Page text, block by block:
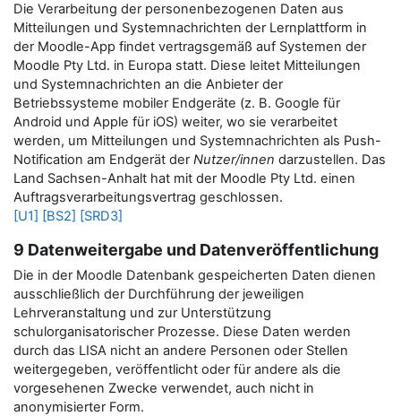
Die Verarbeitung der personenbezogenen Daten aus
Mitteilungen und Systemnachrichten der Lernplattform in
der Moodle-App findet vertragsgemäß auf Systemen der
Moodle Pty Ltd. in Europa statt. Diese leitet Mitteilungen
und Systemnachrichten an die Anbieter der
Betriebssysteme mobiler Endgeräte (z. B. Google für
Android und Apple für iOS) weiter, wo sie verarbeitet
werden, um Mitteilungen und Systemnachrichten als Push-
Notification am Endgerät derNutzer/innen darzustellen. Das
Land Sachsen-Anhalt hat mit der Moodle Pty Ltd. einen
Auftragsverarbeitungsvertrag geschlossen.
[U1] [BS2] [SRD3]
9 Datenweitergabe und Datenveröffentlichung
Die in der Moodle Datenbank gespeicherten Daten dienen
ausschließlich der Durchführung der jeweiligen
Lehrveranstaltung und zur Unterstützung
schulorganisatorischer Prozesse. Diese Daten werden
durch das LISA nicht an andere Personen oder Stellen
weitergegeben, veröffentlicht oder für andere als die
vorgesehenen Zwecke verwendet, auch nicht in
anonymisierter Form.